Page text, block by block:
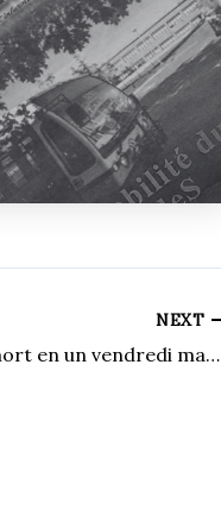
NEXT
Presque mort en un vendredi macaroni solitaire